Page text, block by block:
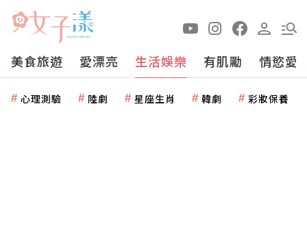
美食旅遊 愛漂亮 生活娛樂 有肌勵 情慾愛
心理測驗 陸劇 星座生肖 韓劇 彩妝保養